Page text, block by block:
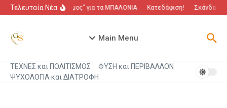
Μετάβαση στο περιεχόμενο
Τελευταία Νέα“Πόλεμος” για τα ΜΠΑΛΟΝΙΑ Κατεδάφιση! Σκάνδαλο
Main Menu
ΤΕΧΝΕΣ και ΠΟΛΙΤΙΣΜΟΣ
ΦΥΣΗ και ΠΕΡΙΒΑΛΛΟΝ
ΨΥΧΟΛΟΓΙΑ και ΔΙΑΤΡΟΦΗ